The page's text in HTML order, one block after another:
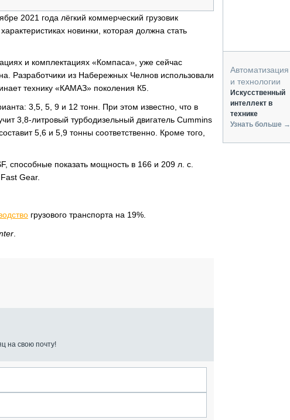
КАРЬЕРНАЯ ТЕХНИКА
ЛОГИСТИКА И СКЛАД
КОМПЛЕКТУЮЩИЕ И СЕРВИС
2021 года лёгкий коммерческий грузовик
новинки, которая должна стать
и комплектациях «Компаса», уже сейчас
Разработчики из Набережных Челнов использовали
технику «КАМАЗ» поколения К5.
3,5, 5, 9 и 12 тонн. При этом известно, что в
3,8-литровый турбодизельный двигатель Cummins
5,6 и 5,9 тонны соответственно. Кроме того,
способные показать мощность в 166 и 209 л. с.
Gear.
грузового транспорта на 19%.
на свою почту!
Автоматизация
и технологии
Искусственный
интеллект в
технике
Узнать больше →